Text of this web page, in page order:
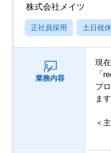
株式会社メイツ
正社員採用 土日祝
業務内容
現
「
プ
ます
＜